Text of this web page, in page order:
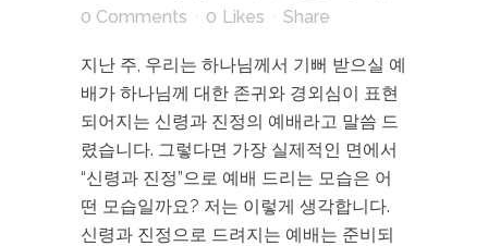
0 Comments
0 Likes Share
지난 주, 우리는 하나님께서 기뻐 받으실 예
배가 하나님께 대한 존귀와 경외심이 표현
되어지는 신령과 진정의 예배라고 말씀 드
렸습니다. 그렇다면 가장 실제적인 면에서
“신령과 진정”으로 예배 드리는 모습은 어
떤 모습일까요? 저는 이렇게 생각합니다.
신령과 진정으로 드려지는 예배는 준비되